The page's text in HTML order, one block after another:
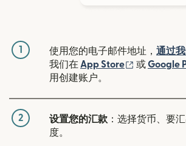
1 使用您的电子邮件地址， 通过
我们在 App Store （在新窗口
或Google
用创建账户。
2 设置您的汇款 ：选择货币、要
度。